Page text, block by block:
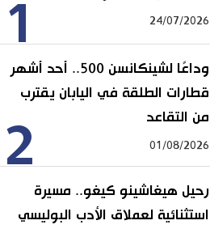
1 24/07/2026
2
وداعًا لشينكانسن 500.. أحد أشهر
قطارات الطلقة في اليابان يقترب
من التقاعد
01/08/2026
رحيل هيغاشينو كيغو.. مسيرة
استثنائية لعملاق الأدب البوليسي